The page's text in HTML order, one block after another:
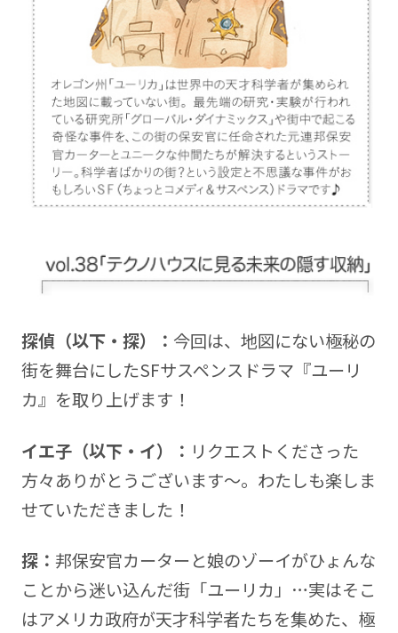
探偵（以下・探）： 今回は、地図にない極秘の
街を舞台にしたSFサスペンスドラマ『ユーリ
カ』を取り上げます！
イエ子（以下・イ）： リクエストくださった
方々ありがとうございます～。わたしも楽しま
せていただきました！
探： 邦保安官カーターと娘のゾーイがひょんな
ことから迷い込んだ街「ユーリカ」…実はそこ
はアメリカ政府が天才科学者たちを集めた、極